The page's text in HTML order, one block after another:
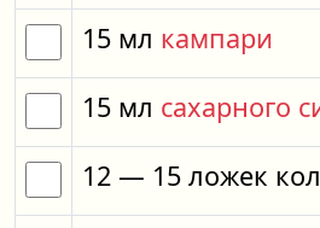
15 мл кампари
15 мл сахарного
12 — 15 ложек